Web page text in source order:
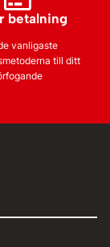
betalning
vanligaste
till ditt